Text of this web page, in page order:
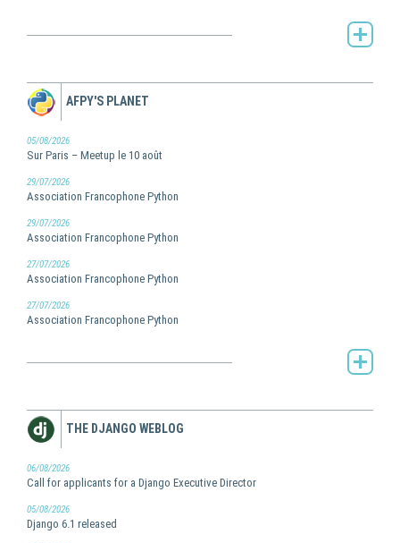
AFPY'S PLANET
05/08/2026
Sur Paris – Meetup le 10 août
29/07/2026
Association Francophone Python
29/07/2026
Association Francophone Python
27/07/2026
Association Francophone Python
27/07/2026
Association Francophone Python
THE DJANGO WEBLOG
06/08/2026
Call for applicants for a Django Executive Director
05/08/2026
Django 6.1 released